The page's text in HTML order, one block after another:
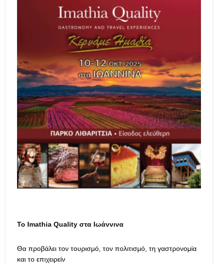
Το Imathia Quality στα Ιωάννινα
Θα προβάλει τον τουρισμό, τον πολιτισμό, τη γαστρονομία
και το επιχειρείν